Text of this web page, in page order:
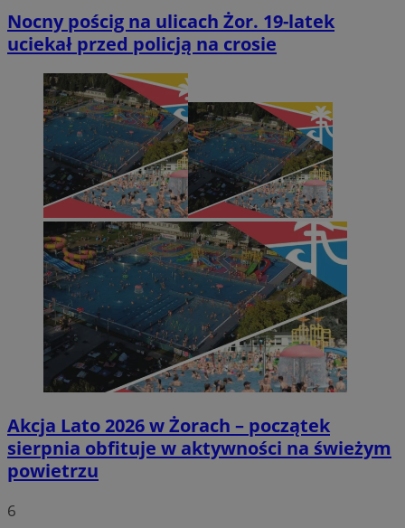
Nocny pościg na ulicach Żor. 19-latek
uciekał przed policją na crosie
Akcja Lato 2026 w Żorach – początek
sierpnia obfituje w aktywności na świeżym
powietrzu
6